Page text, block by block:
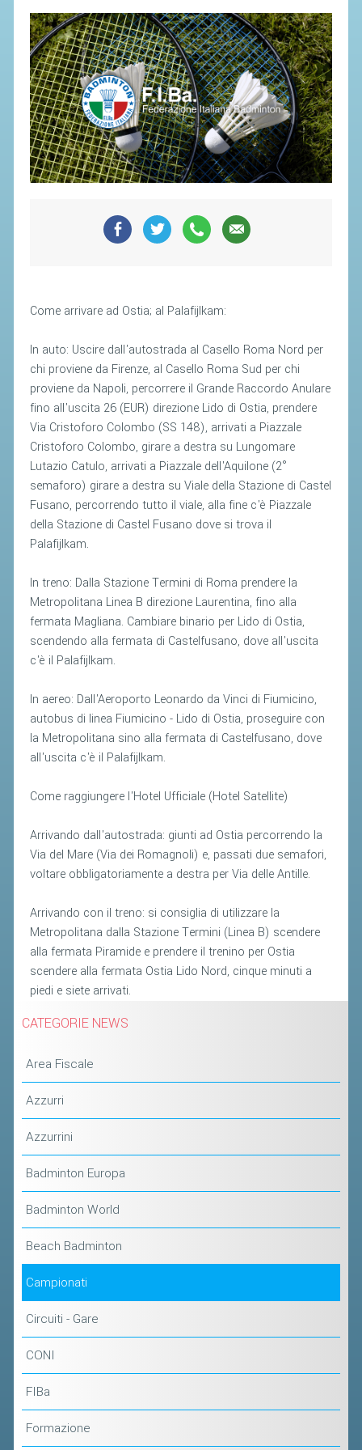
Come arrivare ad Ostia; al Palafijlkam:
In auto: Uscire dall'autostrada al Casello Roma Nord per
chi proviene da Firenze, al Casello Roma Sud per chi
proviene da Napoli, percorrere il Grande Raccordo Anulare
fino all'uscita 26 (EUR) direzione Lido di Ostia, prendere
Via Cristoforo Colombo (SS 148), arrivati a Piazzale
Cristoforo Colombo, girare a destra su Lungomare
Lutazio Catulo, arrivati a Piazzale dell'Aquilone (2°
semaforo) girare a destra su Viale della Stazione di Castel
Fusano, percorrendo tutto il viale, alla fine c'è Piazzale
della Stazione di Castel Fusano dove si trova il
Palafijlkam.
In treno: Dalla Stazione Termini di Roma prendere la
Metropolitana Linea B direzione Laurentina, fino alla
fermata Magliana. Cambiare binario per Lido di Ostia,
scendendo alla fermata di Castelfusano, dove all'uscita
c'è il Palafijlkam.
In aereo: Dall'Aeroporto Leonardo da Vinci di Fiumicino,
autobus di linea Fiumicino - Lido di Ostia, proseguire con
la Metropolitana sino alla fermata di Castelfusano, dove
all'uscita c'è il Palafijlkam.
Come raggiungere l'Hotel Ufficiale (Hotel Satellite)
Arrivando dall'autostrada: giunti ad Ostia percorrendo la
Via del Mare (Via dei Romagnoli) e, passati due semafori,
voltare obbligatoriamente a destra per Via delle Antille.
Arrivando con il treno: si consiglia di utilizzare la
Metropolitana dalla Stazione Termini (Linea B) scendere
alla fermata Piramide e prendere il trenino per Ostia
scendere alla fermata Ostia Lido Nord, cinque minuti a
piedi e siete arrivati.
CATEGORIE NEWS
Area Fiscale
Azzurri
Azzurrini
Badminton Europa
Badminton World
Beach Badminton
Campionati
Circuiti - Gare
CONI
FIBa
Formazione
CONTATTI
AVVISI E BANDI
CIRCOLARI
RESPONSABILITÀ SOCIALE
SAFEGUARDING
RICHIESTA PATROCINIO
GIUSTIZIA FEDERALE
ORGANI DI GIUSTIZIA FEDERALE
MAGLIA AZZURRA
STAFF TECNICO
CTF – PALABADMINTON
ATLETI D'INTERESSE NAZIONALE
SCHEDE ATLETI
VOLA CON NOI
TESSERAMENTO
CONVENZIONI
ACCEDI AL TESSERAMENTO ON
LINE
AFFILIARE UN ESD
GARE ED EVENTI
CALENDARIO
COMUNICATI
ALBO D'ORO CAMPIONATI ITALIANI
MODULI
EVENTI SOSTENIBILI
TESSERAMENTO
REGOLAMENTI